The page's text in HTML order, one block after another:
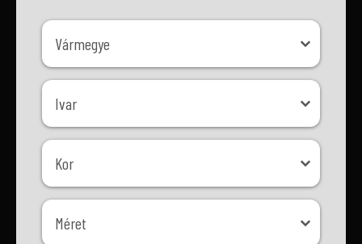
Vármegye
Vármegye
Ivar
Ivar
Kor
Kor
Méret
Méret